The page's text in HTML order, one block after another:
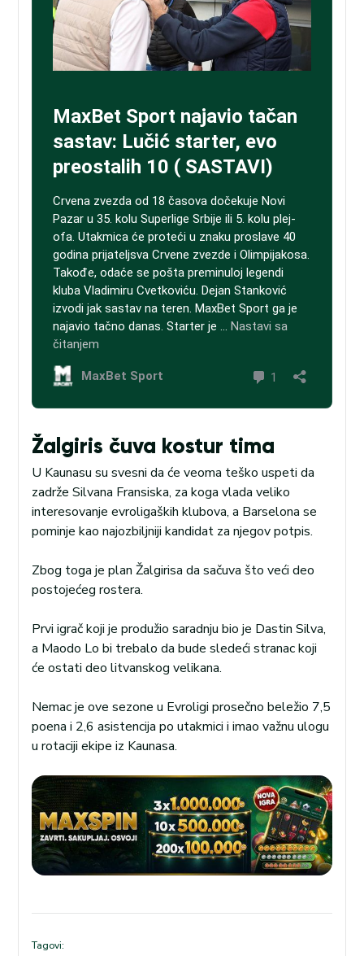
Žalgiris čuva kostur tima
U Kaunasu su svesni da će veoma teško uspeti da
zadrže Silvana Fransiska, za koga vlada veliko
interesovanje evroligaških klubova, a Barselona se
pominje kao najozbiljniji kandidat za njegov potpis.
Zbog toga je plan Žalgirisa da sačuva što veći deo
postojećeg rostera.
Prvi igrač koji je produžio saradnju bio je Dastin Silva,
a Maodo Lo bi trebalo da bude sledeći stranac koji
će ostati deo litvanskog velikana.
Nemac je ove sezone u Evroligi prosečno beležio 7,5
poena i 2,6 asistencija po utakmici i imao važnu ulogu
u rotaciji ekipe iz Kaunasa.
Tagovi: